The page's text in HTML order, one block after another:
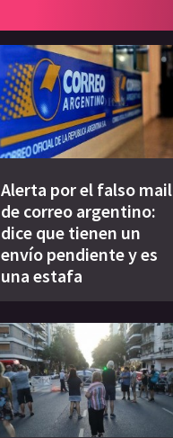
Alerta por el falso mail
de correo argentino:
dice que tienen un
envío pendiente y es
una estafa